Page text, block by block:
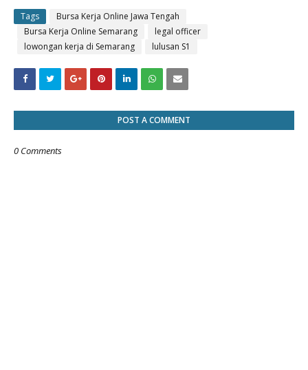
Tags
Bursa Kerja Online Jawa Tengah
Bursa Kerja Online Semarang
legal officer
lowongan kerja di Semarang
lulusan S1
POST A COMMENT
0 Comments